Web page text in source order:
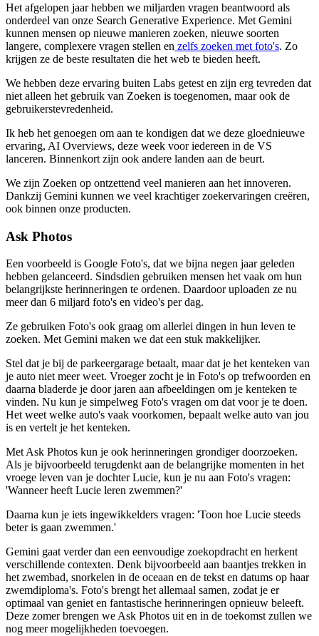
Het afgelopen jaar hebben we miljarden vragen beantwoord als
onderdeel van onze Search Generative Experience. Met Gemini
kunnen mensen op nieuwe manieren zoeken, nieuwe soorten
langere, complexere vragen stellen en zelfs zoeken met foto's. Zo
krijgen ze de beste resultaten die het web te bieden heeft.
We hebben deze ervaring buiten Labs getest en zijn erg tevreden dat
niet alleen het gebruik van Zoeken is toegenomen, maar ook de
gebruikerstevredenheid.
Ik heb het genoegen om aan te kondigen dat we deze gloednieuwe
ervaring, AI Overviews, deze week voor iedereen in de VS
lanceren. Binnenkort zijn ook andere landen aan de beurt.
We zijn Zoeken op ontzettend veel manieren aan het innoveren.
Dankzij Gemini kunnen we veel krachtiger zoekervaringen creëren,
ook binnen onze producten.
Ask Photos
Een voorbeeld is Google Foto's, dat we bijna negen jaar geleden
hebben gelanceerd. Sindsdien gebruiken mensen het vaak om hun
belangrijkste herinneringen te ordenen. Daardoor uploaden ze nu
meer dan 6 miljard foto's en video's per dag.
Ze gebruiken Foto's ook graag om allerlei dingen in hun leven te
zoeken. Met Gemini maken we dat een stuk makkelijker.
Stel dat je bij de parkeergarage betaalt, maar dat je het kenteken van
je auto niet meer weet. Vroeger zocht je in Foto's op trefwoorden en
daarna bladerde je door jaren aan afbeeldingen om je kenteken te
vinden. Nu kun je simpelweg Foto's vragen om dat voor je te doen.
Het weet welke auto's vaak voorkomen, bepaalt welke auto van jou
is en vertelt je het kenteken.
Met Ask Photos kun je ook herinneringen grondiger doorzoeken.
Als je bijvoorbeeld terugdenkt aan de belangrijke momenten in het
vroege leven van je dochter Lucie, kun je nu aan Foto's vragen:
'Wanneer heeft Lucie leren zwemmen?'
Daarna kun je iets ingewikkelders vragen: 'Toon hoe Lucie steeds
beter is gaan zwemmen.'
Gemini gaat verder dan een eenvoudige zoekopdracht en herkent
verschillende contexten. Denk bijvoorbeeld aan baantjes trekken in
het zwembad, snorkelen in de oceaan en de tekst en datums op haar
zwemdiploma's. Foto's brengt het allemaal samen, zodat je er
optimaal van geniet en fantastische herinneringen opnieuw beleeft.
Deze zomer brengen we Ask Photos uit en in de toekomst zullen we
nog meer mogelijkheden toevoegen.